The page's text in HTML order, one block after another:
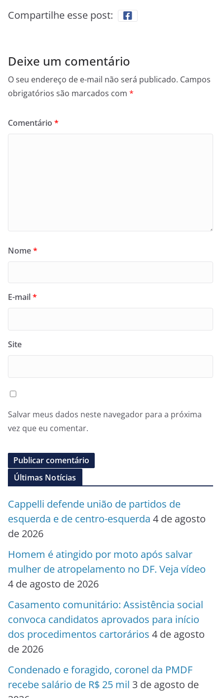
Compartilhe esse post:
Deixe um comentário
O seu endereço de e-mail não será publicado. Campos
obrigatórios são marcados com *
Comentário *
Nome*
E-mail*
Site
Salvar meus dados neste navegador para a próxima
vez que eu comentar.
Últimas Notícias
Cappelli defende união de partidos de
esquerda e de centro-esquerda 4 de agosto
de 2026
Homem é atingido por moto após salvar
mulher de atropelamento no DF. Veja vídeo
4 de agosto de 2026
Casamento comunitário: Assistência social
convoca candidatos aprovados para início
dos procedimentos cartorários 4 de agosto
de 2026
Condenado e foragido, coronel da PMDF
recebe salário de R$ 25 mil 3 de agosto de